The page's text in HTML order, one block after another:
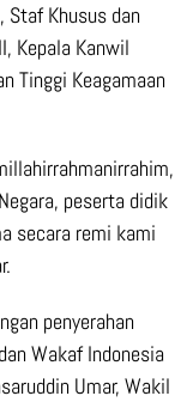
Staf Khusus dan
Kepala Kanwil
Tinggi Keagamaan
peserta didik
secara remi kami
penyerahan
Wakaf Indonesia
Umar, Wakil